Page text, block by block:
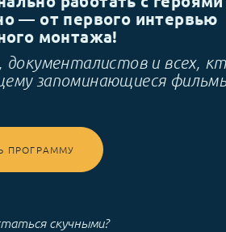
— от первого интервью
монтажа!
документалистов и всех,
запоминающиеся
ПРОГРАММУ
скучными?